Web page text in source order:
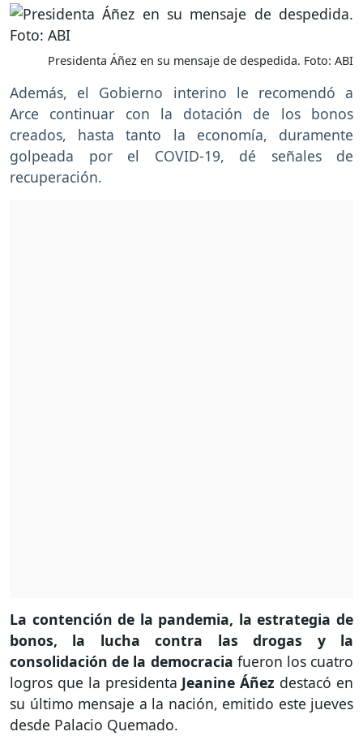
Presidenta Áñez en su mensaje de despedida. Foto: ABI
Además, el Gobierno interino le recomendó a
Arce continuar con la dotación de los bonos
creados, hasta tanto la economía, duramente
golpeada por el COVID-19, dé señales de
recuperación.
La contención de la pandemia, la estrategia de
bonos, la lucha contra las drogas y la
consolidación de la democracia fueron los cuatro
logros que la presidenta Jeanine Áñez destacó en
su último mensaje a la nación, emitido este jueves
desde Palacio Quemado.